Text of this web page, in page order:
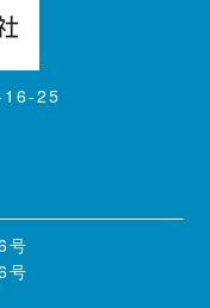
25
号
号